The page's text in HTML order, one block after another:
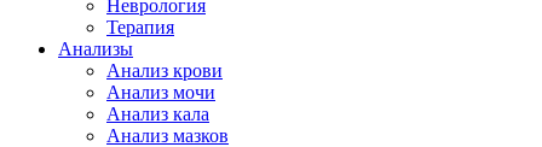
Неврология
Терапия
Анализы
Анализ крови
Анализ мочи
Анализ кала
Анализ мазков